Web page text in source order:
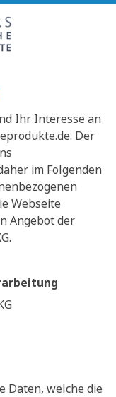
Ihr Interesse an
Der
im Folgenden
Webseite
Angebot der
Daten, welche die